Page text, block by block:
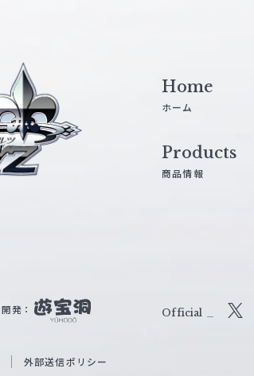
Home
ホーム
Products
商品情報
開発： Official
外部送信ポリシー